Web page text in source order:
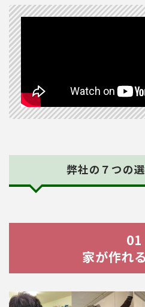
弊社の７つの
01
家が作れ